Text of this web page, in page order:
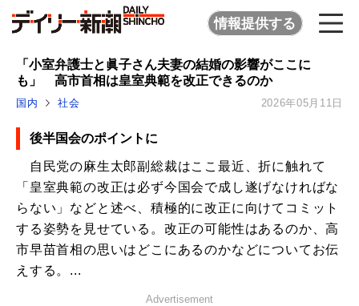
情報提供する
「小室弁護士と眞子さん夫妻の結婚の影響がここに
も」 高市首相は皇室典範を改正できるのか
国内 社会 2026年05月11日
後半国会のポイントに
自民党の麻生太郎副総裁はここ最近、折に触れて
「皇室典範の改正は必ず今国会で成し遂げなければな
らない」などと述べ、積極的に改正に向けてコミット
する姿勢を見せている。改正の可能性はあるのか、高
市早苗首相の思いはどこにあるのかなどについてお伝
えする。...
Advertisement